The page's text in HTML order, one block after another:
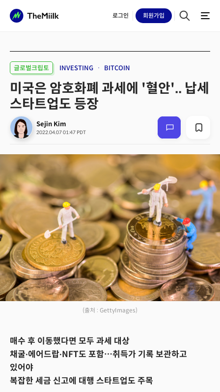
로그인 회원가입
글로벌크립토 INVESTING BITCOIN
미국은 암호화폐 과세에 '혈안'.. 납세
스타트업도 등장
Sejin Kim
2022.04.07 01:47 PDT
(출처 : GettyImages)
매수 후 이동했다면 모두 과세 대상
채굴∙에어드랍∙NFT도 포함…취득가 기록 보관하고
있어야
복잡한 세금 신고에 대행 스타트업도 주목